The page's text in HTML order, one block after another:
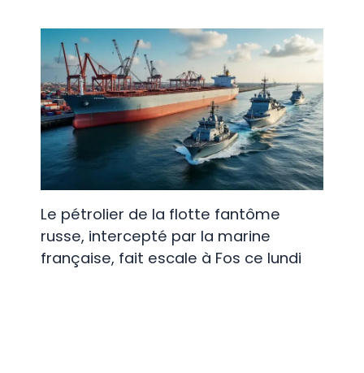
Le pétrolier de la flotte fantôme
russe, intercepté par la marine
française, fait escale à Fos ce lundi